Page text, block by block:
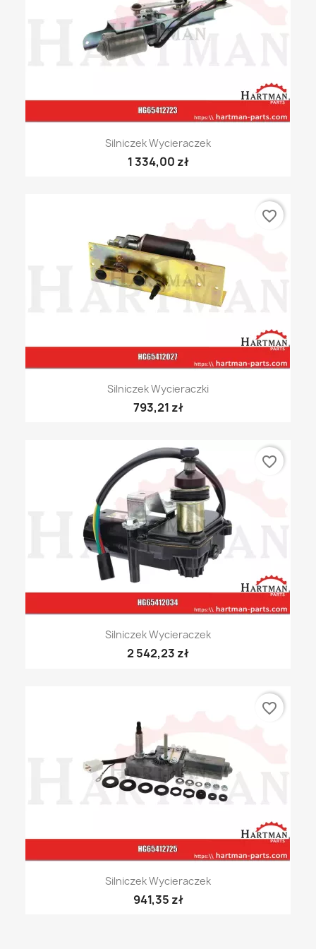
Silniczek Wycieraczek
1 334,00 zł
Silniczek Wycieraczki
793,21 zł
favorite_border
Silniczek Wycieraczek
2 542,23 zł
favorite_border
Silniczek Wycieraczek
941,35 zł
favorite_border